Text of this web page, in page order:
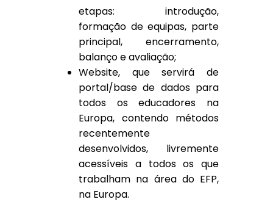
etapas: introdução,
formação de equipas, parte
principal, encerramento,
balanço e avaliação;
Website, que servirá de
portal/base de dados para
todos os educadores na
Europa, contendo métodos
recentemente
desenvolvidos, livremente
acessíveis a todos os que
trabalham na área do EFP,
na Europa.